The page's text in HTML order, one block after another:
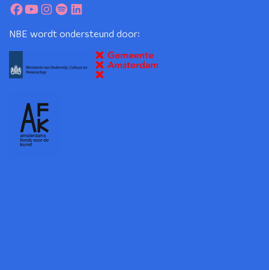
NBE wordt ondersteund door: